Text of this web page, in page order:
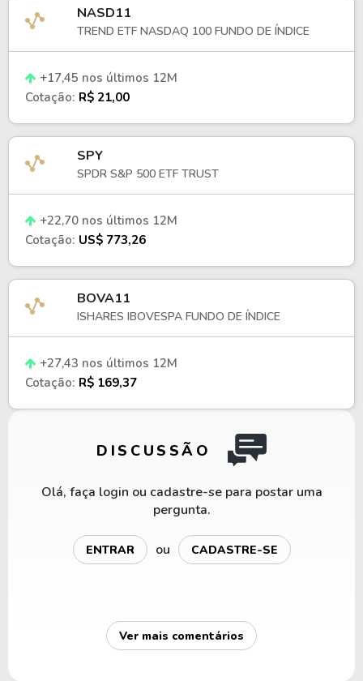
NASD11
TREND ETF NASDAQ 100 FUNDO DE ÍNDICE
+17,45 nos últimos 12M
Cotação: R$ 21,00
SPY
SPDR S&P 500 ETF TRUST
+22,70 nos últimos 12M
Cotação: US$ 773,26
BOVA11
ISHARES IBOVESPA FUNDO DE ÍNDICE
+27,43 nos últimos 12M
Cotação: R$ 169,37
DISCUSSÃO
Olá, faça login ou cadastre-se para postar uma
pergunta.
ENTRAR ou CADASTRE-SE
Ver mais comentários